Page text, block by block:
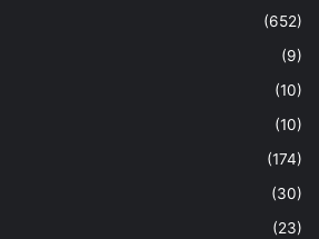
(652)
(9)
(10)
(10)
(174)
(30)
(23)